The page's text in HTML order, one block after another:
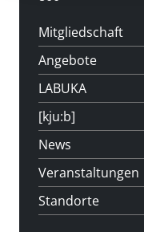
Mitgliedschaft
Angebote
LABUKA
[kju:b]
News
Veranstaltungen
Standorte